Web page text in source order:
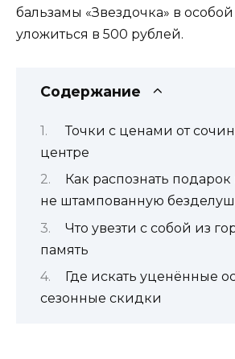
бальзамы «Звездочка» в
уложиться в 500 рублей.
Содержание
Точки с ценами от
центре
Как распознать подарок
не штампованную
Что увезти с собой из
память
Где искать уценённые
сезонные скидки